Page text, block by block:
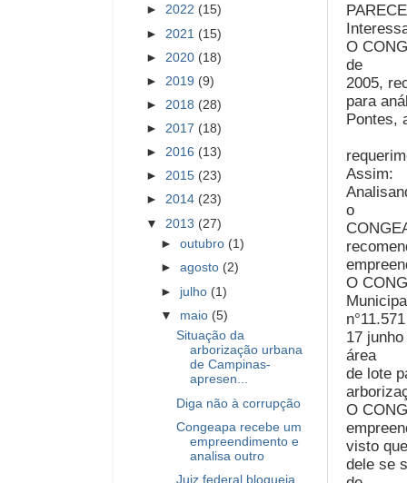
O
de
2005,
para
Pontes,
Assim:
o
O
17
área
de lote
O
visto
dele se
► 2022 (15)
► 2021 (15)
► 2020 (18)
► 2019 (9)
► 2018 (28)
► 2017 (18)
► 2016 (13)
► 2015 (23)
► 2014 (23)
▼ 2013 (27)
►outubro (1)
►agosto (2)
► julho (1)
▼ maio (5)
Situação da
arborização urbana
de Campinas-
apresen...
Diga não à corrupção
Congeapa recebe um
empreendimento e
analisa outro
Juiz federal bloqueia